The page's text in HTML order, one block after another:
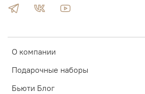
О компании
Подарочные наборы
Бьюти Блог